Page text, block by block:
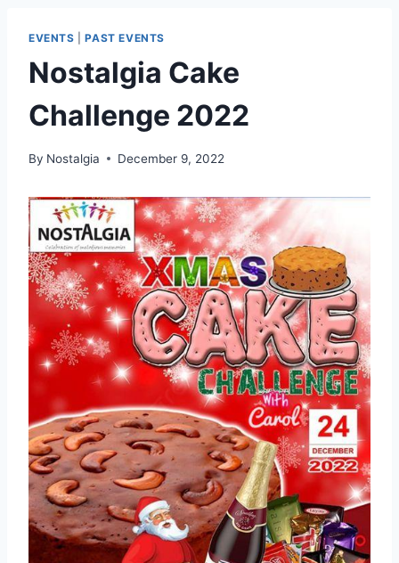
EVENTS |PAST EVENTS
Nostalgia Cake
Challenge 2022
By Nostalgia December 9, 2022